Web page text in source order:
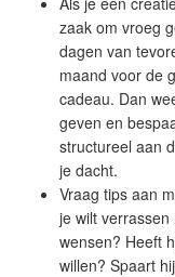
zaak om vroeg
dagen van
maand voor de
cadeau. Dan
geven en
structureel aan
je dacht.
Vraag tips aan
je wilt
wensen? Heeft
willen? Spaart